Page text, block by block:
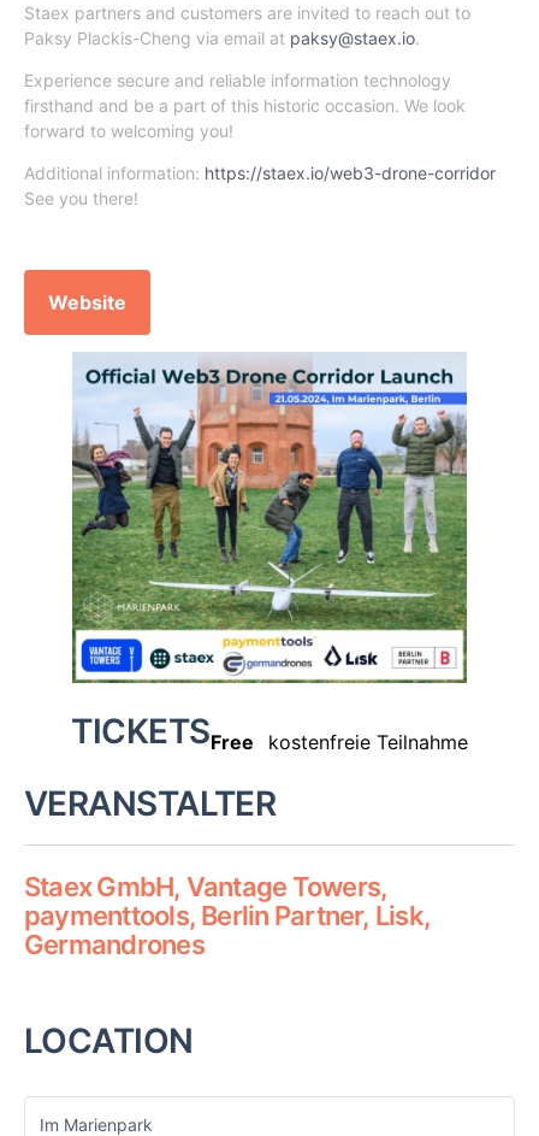
​Staex partners and customers are invited to reach out to
Paksy Plackis-Cheng via email at paksy@staex.io.
​Experience secure and reliable information technology
firsthand and be a part of this historic occasion. We look
forward to welcoming you!
​Additional information: https://staex.io/web3-drone-corridor
See you there!
Website
TICKETSFree kostenfreie Teilnahme
VERANSTALTER
Staex GmbH, Vantage Towers,
paymenttools, Berlin Partner, Lisk,
Germandrones
LOCATION
Im Marienpark